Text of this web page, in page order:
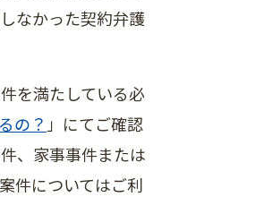
なかった契約弁護
を満たしている必
の？ 」​にてご確認
、家事事件または
件についてはご利